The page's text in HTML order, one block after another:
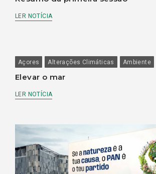
LER NOTÍCIA
Açores Alterações Climáticas Ambiente
Elevar o mar
LER NOTÍCIA